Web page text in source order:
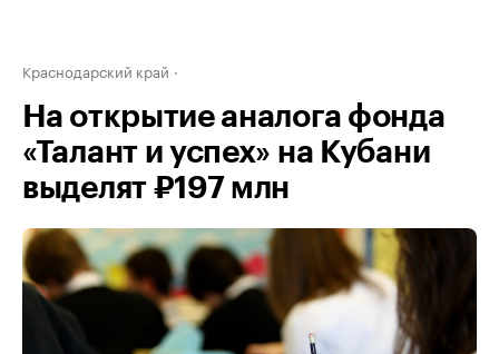
Краснодарский край
На открытие аналога фонда
«Талант и успех» на Кубани
выделят ₽197 млн